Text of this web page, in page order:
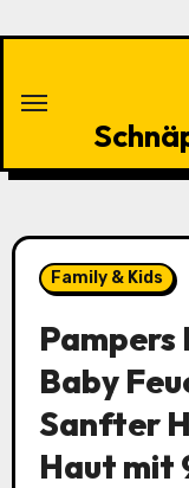
Family & Kids
Pampers
Baby
Sanfter
Haut mit